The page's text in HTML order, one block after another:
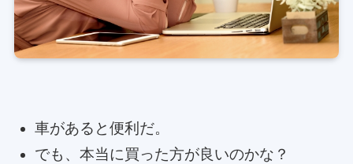
車があると便利だ。
でも、本当に買った方が良いのかな？